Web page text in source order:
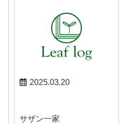
2025.03.20
サザン一家